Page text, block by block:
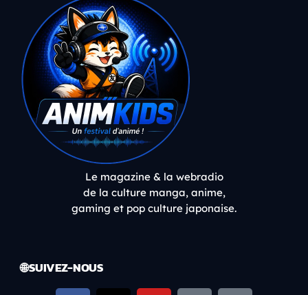
Le magazine & la webradio
de la culture manga, anime,
gaming et pop culture japonaise.
🌐 SUIVEZ-NOUS